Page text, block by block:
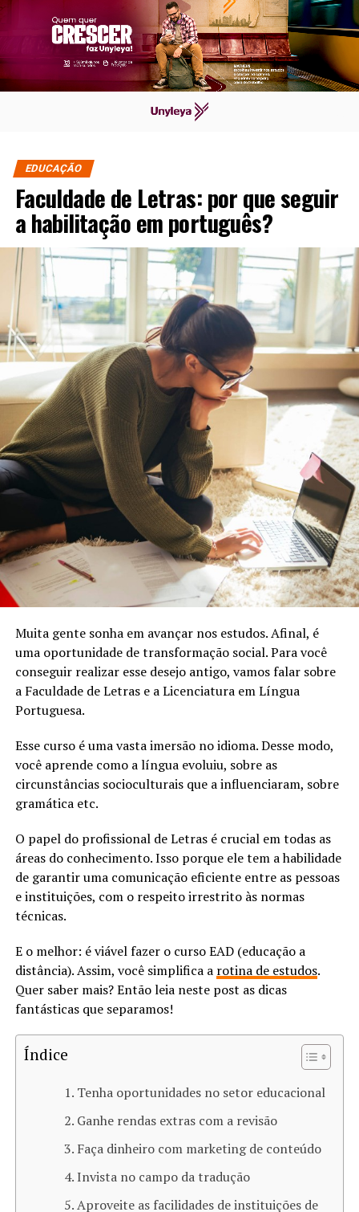
EDUCAÇÃO
Faculdade de Letras: por que seguir
a habilitação em português?
Muita gente sonha em avançar nos estudos. Afinal, é
uma oportunidade de transformação social. Para você
conseguir realizar esse desejo antigo, vamos falar sobre
a Faculdade de Letras e a Licenciatura em Língua
Portuguesa.
Esse curso é uma vasta imersão no idioma. Desse modo,
você aprende como a língua evoluiu, sobre as
circunstâncias socioculturais que a influenciaram, sobre
gramática etc.
O papel do profissional de Letras é crucial em todas as
áreas do conhecimento. Isso porque ele tem a habilidade
de garantir uma comunicação eficiente entre as pessoas
e instituições, com o respeito irrestrito às normas
técnicas.
E o melhor: é viável fazer o curso EAD (educação a
distância). Assim, você simplifica a rotina de estudos.
Quer saber mais? Então leia neste post as dicas
fantásticas que separamos!
Índice
Tenha oportunidades no setor educacional
Ganhe rendas extras com a revisão
Faça dinheiro com marketing de conteúdo
Invista no campo da tradução
Aproveite as facilidades de instituições de